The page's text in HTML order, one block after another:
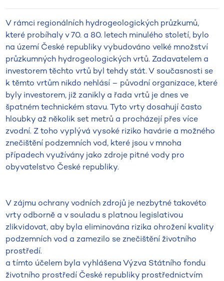
V rámci regionálních hydrogeologických průzkumů,
které probíhaly v 70. a 80. letech minulého století, bylo
na území České republiky vybudováno velké množství
průzkumných hydrogeologických vrtů. Zadavatelem a
investorem těchto vrtů byl tehdy stát. V současnosti se
k těmto vrtům nikdo nehlásí – původní organizace, které
byly investorem, již zanikly a řada vrtů je dnes ve
špatném technickém stavu. Tyto vrty dosahují často
hloubky až několik set metrů a procházejí přes více
zvodní. Z toho vyplývá vysoké riziko havárie a možného
znečištění podzemních vod, které jsou v mnoha
případech využívány jako zdroje pitné vody pro
obyvatelstvo České republiky.
V zájmu ochrany vodních zdrojů je nezbytné takovéto
vrty odborně a v souladu s platnou legislativou
zlikvidovat, aby byla eliminována rizika ohrožení kvality
podzemních vod a zamezilo se znečištění životního
prostředí.
a tímto účelem byla vyhlášena Výzva Státního fondu
životního prostředí České republiky prostřednictvím